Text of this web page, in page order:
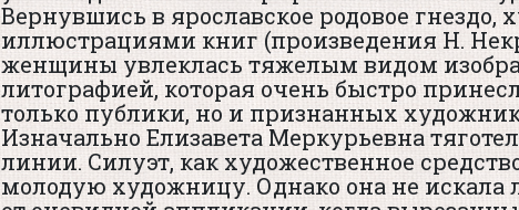
Вернувшись в ярославское родовое гнездо,
иллюстрациями книг (произведения Н.
женщины увлеклась тяжелым видом
литографией, которая очень быстро
только публики, но и признанных
Изначально Елизавета Меркурьевна
линии. Силуэт, как художественное
молодую художницу. Однако она не искала